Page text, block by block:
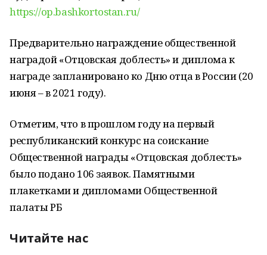
https://op.bashkortostan.ru/
Предварительно награждение общественной
наградой «Отцовская доблесть» и диплома к
награде запланировано ко Дню отца в России (20
июня – в 2021 году).
Отметим, что в прошлом году на первый
республиканский конкурс на соискание
Общественной награды «Отцовская доблесть»
было подано 106 заявок. Памятными
плакетками и дипломами Общественной
палаты РБ
Читайте нас